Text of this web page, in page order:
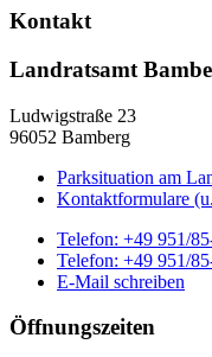
Kontakt
Landratsamt
Ludwigstraße 23
96052 Bamberg
Parksituation am
Kontaktformulare
Telefon: +49 951/
Telefon: +49 951/
E-Mail schreiben
Öffnungszeiten